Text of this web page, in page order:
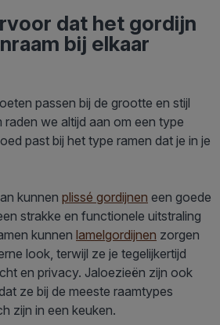
dat het gordijn
bij elkaar
passen bij de grootte en stijl
we altijd aan om een type
past bij het type ramen dat je in je
kunnen plissé gordijnen een goede
strakke en functionele uitstraling
kunnen lamelgordijnen zorgen
look, terwijl ze je tegelijkertijd
en privacy. Jaloezieën zijn ook
ze bij de meeste raamtypes
zijn in een keuken.